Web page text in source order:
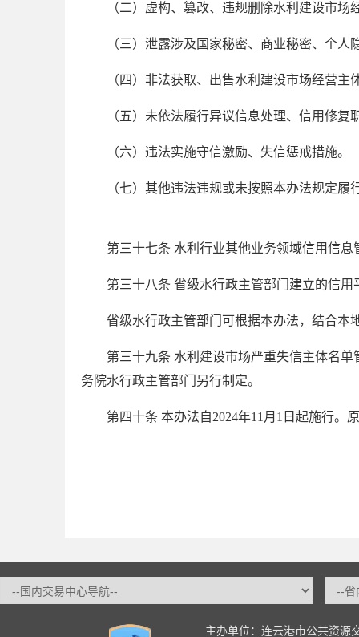
（二）虚构、篡改、违规删除水利建设市场
（三）泄露涉及国家秘密、商业秘密、个
（四）非法获取、出售水利建设市场经营主
（五）未依法履行异议信息处理、信用修复
（六）违法实施守信激励、失信惩戒措施。
（七）其他违法违规或未按照本办法规定履
第三十七条 水利行业其他业务领域信用信
第三十八条 省级水行政主管部门建立的信
省级水行政主管部门可根据本办法，结合本
第三十九条 水利建设市场严重失信主体名
务院水行政主管部门另行制定。
第四十条 本办法自2024年11 月 1 日起施行。
主办单位：连云港市公共资源